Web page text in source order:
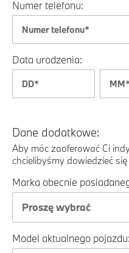
Numer telefonu:
Data urodzenia:
Dane dodatkowe:
Aby móc zaoferować Ci
chcielibyśmy dowiedzieć
Marka obecnie
Proszę wybrać
Model aktualnego pojazdu: